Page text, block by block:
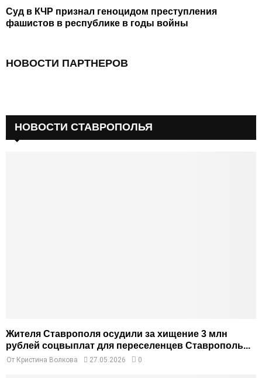
Суд в КЧР признал геноцидом преступления
фашистов в республике в годы войны
НОВОСТИ ПАРТНЕРОВ
НОВОСТИ СТАВРОПОЛЬЯ
Жителя Ставрополя осудили за хищение 3 млн
рублей соцвыплат для переселенцев Ставрополь...
От Кристина Волкова 27.05.2026 0